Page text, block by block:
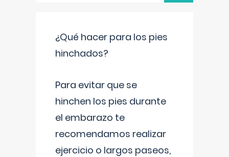
¿Qué hacer para los pies
hinchados?
Para evitar que se
hinchen los pies durante
el embarazo te
recomendamos realizar
ejercicio o largos paseos,